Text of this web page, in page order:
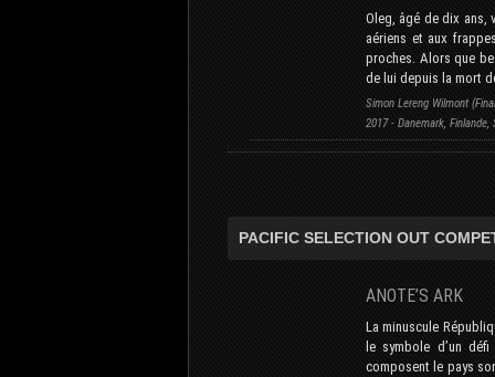
Oleg, âgé de dix ans,
aériens et aux
proches. Alors que
de lui depuis la mort
Simon Lereng Wilmont
2017 - Danemark,
PACIFIC SELECTION OUT
ANOTE’S ARK
La minuscule
le symbole d’un
composent le pays